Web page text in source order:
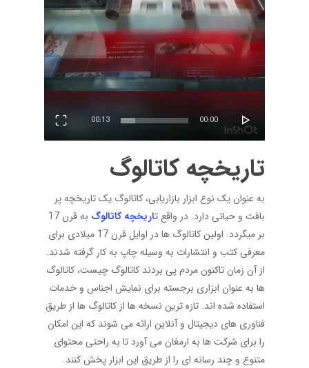
00:00
00:13
تاریخچه کاتالوگ
به عنوان یک نوع ابزار بازاریابی، کاتالوگ یک تاریخچه پر
بافت و حیاتی دارد. در واقع تاریخچه کاتالوگ
به قرن 17
بر میگردد. اولین کاتالوگ‌ ها در اوایل قرن 17 میلادی برای
معرفی کتب و انتشارات به وسیله چاپ به کار گرفته شدند.
از آن زمان تاکنون مردم پی بردند کاتالوگ چیست، کاتالوگ‌
ها به عنوان ابزاری برجسته برای نمایش اجناس و خدمات
استفاده شده‌ اند. تازه‌ ترین نسخه‌ ها از کاتالوگ‌ ها از طریق
فناوری‌ های دیجیتال و آنلاین ارائه می‌ شوند که این امکان
را برای شرکت ‌ها به ارمغان می‌ آورد تا به راحتی محتوای
متنوع و چند رسانه‌ ای را از طریق این ابزار پخش کنند.